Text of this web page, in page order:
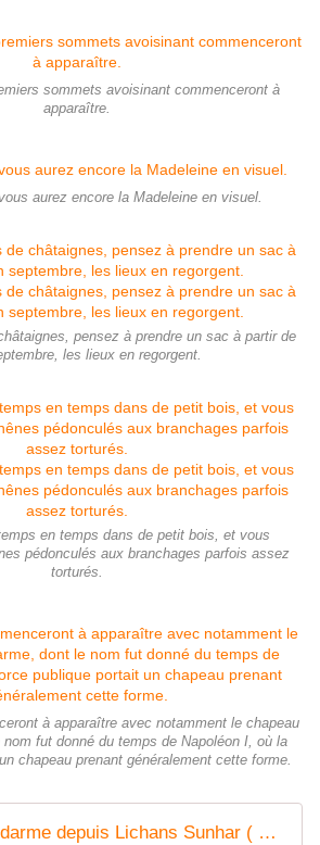
sommets avoisinant commenceront à
apparaître.
aurez encore la Madeleine en visuel.
pensez à prendre un sac à partir de
les lieux en regorgent.
en temps dans de petit bois, et vous
pédonculés aux branchages parfois assez
torturés.
à apparaître avec notamment le chapeau
fut donné du temps de Napoléon I, où la
chapeau prenant généralement cette forme.
Chapeau de gendarme depuis Lichans Sunhar ( Pyrénées-Atlantiques 64 ) AA Rando - ONVQF.over-blog.com